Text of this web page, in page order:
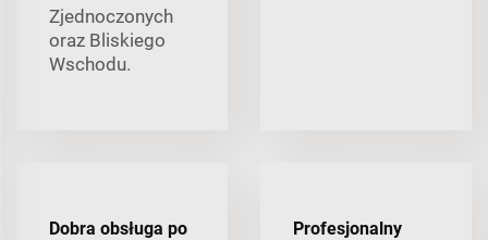
Zjednoczonych
oraz Bliskiego
Wschodu.
Dobra obsługa po
Profesjonalny